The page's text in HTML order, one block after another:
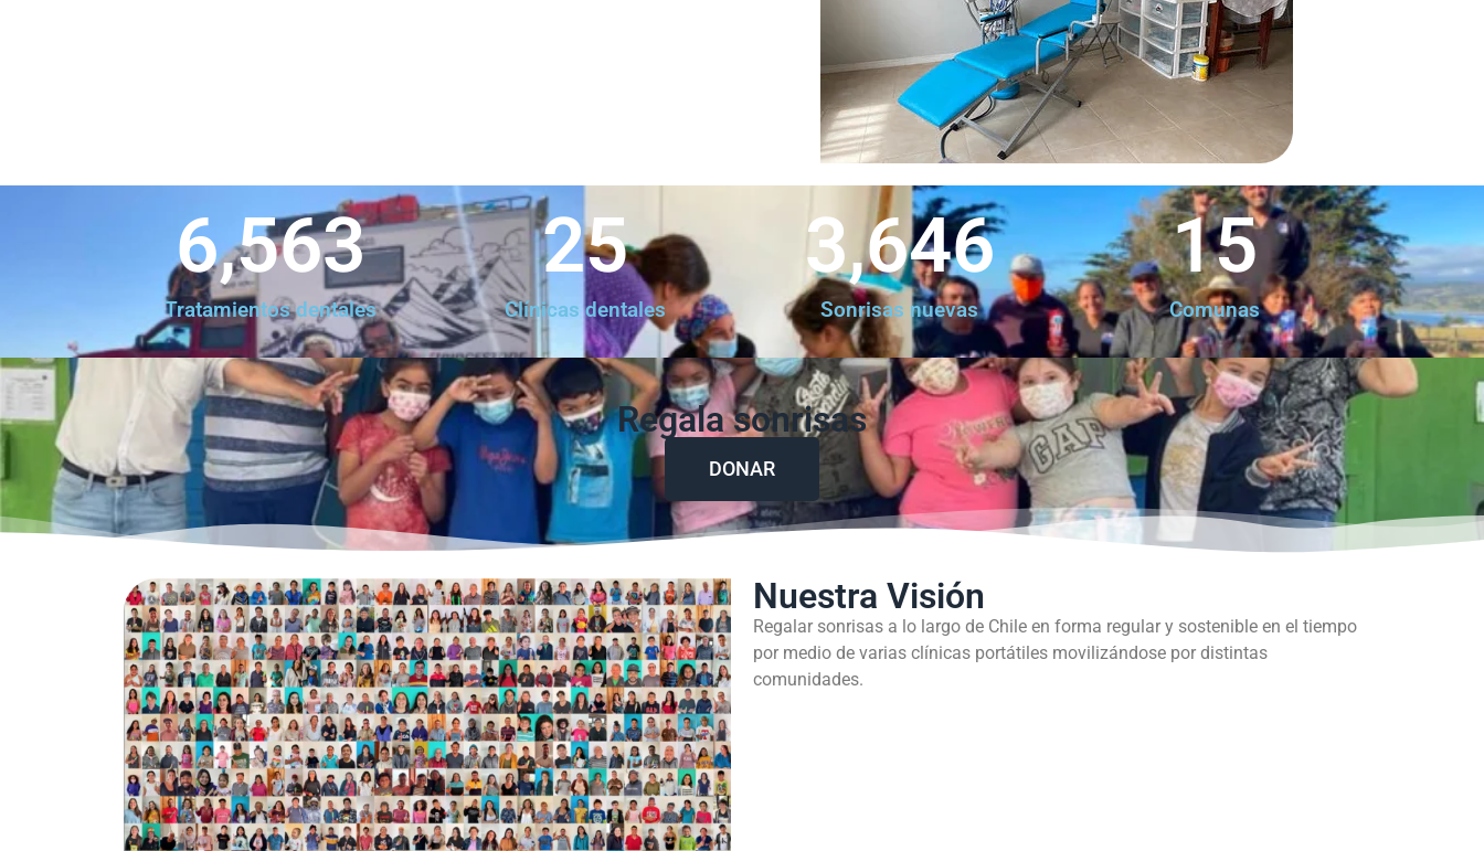
Tratamientos dentales
6,563
Clínicas dentales
25
Sonrisas nuevas
3,646
Comunas
15
Regala sonrisas
DONAR
Nuestra Visión
Regalar sonrisas a lo largo de Chile en forma regular y sostenible en el tiempo
por medio de varias clínicas portátiles movilizándose por distintas
comunidades.